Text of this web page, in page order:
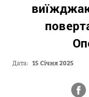
Дата: 15 Січня 2025